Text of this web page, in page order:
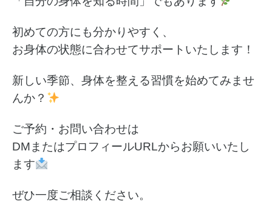
初めての方にも分かりやすく、
お身体の状態に合わせてサポートいたします！
新しい季節、身体を整える習慣を始めてみませ
んか？
ご予約・お問い合わせは
DMまたはプロフィールURLからお願いいたし
ます
ぜひ一度ご相談ください。